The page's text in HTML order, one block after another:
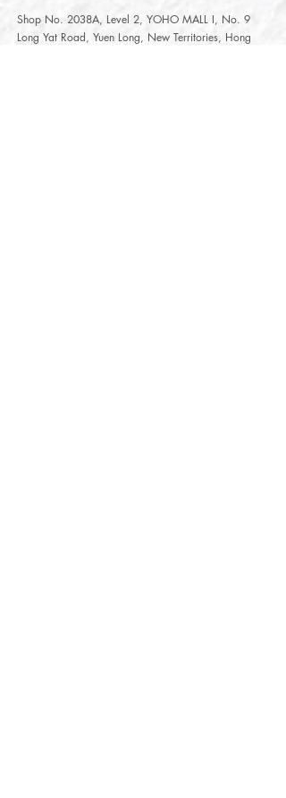
Shop No. 2038A, Level 2, YOHO MALL I, No. 9
Long Yat Road, Yuen Long, New Territories, Hong